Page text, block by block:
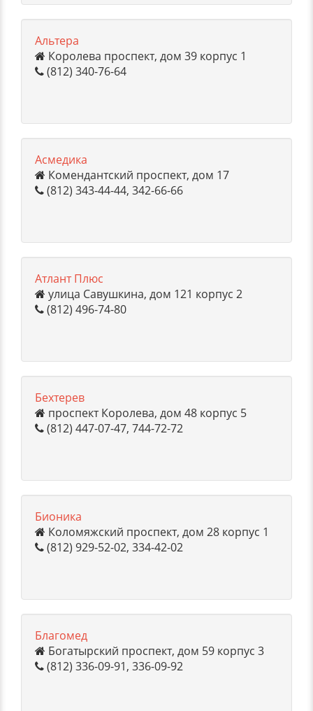
Альтера
Королева проспект, дом 39 корпус 1
(812) 340-76-64
Асмедика
Комендантский проспект, дом 17
(812) 343-44-44, 342-66-66
Атлант Плюс
улица Савушкина, дом 121 корпус 2
(812) 496-74-80
Бехтерев
проспект Королева, дом 48 корпус 5
(812) 447-07-47, 744-72-72
Бионика
Коломяжский проспект, дом 28 корпус 1
(812) 929-52-02, 334-42-02
Благомед
Богатырский проспект, дом 59 корпус 3
(812) 336-09-91, 336-09-92